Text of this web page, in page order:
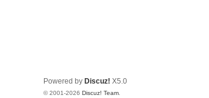
Powered by Discuz! X5.0
© 2001-2026 Discuz! Team